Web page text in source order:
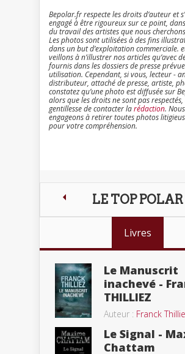
Bepolar.fr respecte les droits d’auteur et
engagé à être rigoureux sur ce point,
du travail des artistes que nous
Les photos sont utilisées à des fins
dans un but d’exploitation commerciale.
veillons à n’illustrer nos articles qu’avec
fournis dans les dossiers de presse
utilisation. Cependant, si vous, lecteur -
distributeur, attaché de presse, artiste,
constatez qu’une photo est diffusée sur
alors que les droits ne sont pas
gentillesse de contacter larédaction.
engageons à retirer toutes photos
pour votre compréhension.
LE TOP POLAR
Livres
Le Manuscrit
inachevé -
THILLIEZ
Auteur : Franck
Le Signal -
Chattam